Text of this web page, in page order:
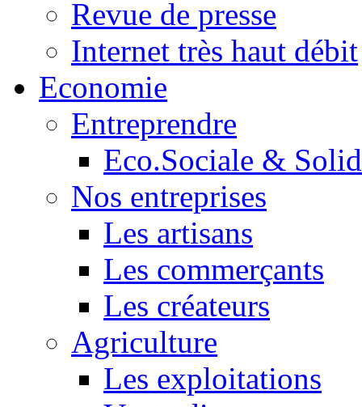
Revue de presse
Internet très haut débit
Economie
Entreprendre
Eco.Sociale &
Nos entreprises
Les artisans
Les commerçants
Les créateurs
Agriculture
Les exploitations